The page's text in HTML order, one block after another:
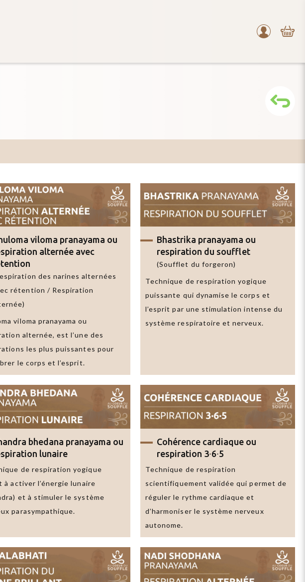
Mon
viloma pranayama ou
alternée avec
des narines alternées
rétention / Respiration
viloma pranayama ou
alternée, est l’une des
les plus puissantes pour
le corps et l’esprit.
Bhastrika pranayama ou
respiration du soufflet
(Soufflet du forgeron)
Technique de respiration yogique
puissante qui dynamise le corps et
l’esprit par une stimulation intense du
système respiratoire et nerveux.
bhedana pranayama ou
lunaire
de respiration yogique
à activer l’énergie lunaire
et à stimuler le système
parasympathique.
Cohérence cardiaque ou
respiration 3∙6∙5
Technique de respiration
scientifiquement validée qui permet de
réguler le rythme cardiaque et
d’harmoniser le système nerveux
autonome.